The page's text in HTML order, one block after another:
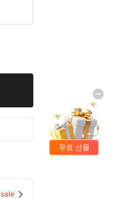
sale 
무료 선물